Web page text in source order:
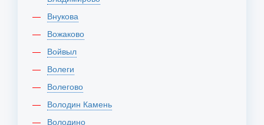
Внукова
Вожаково
Войвыл
Волеги
Волегово
Володин Камень
Володино